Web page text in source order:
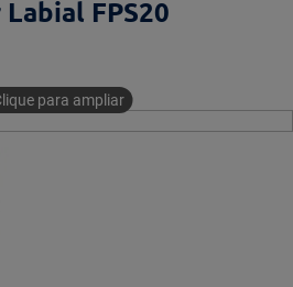
FPS20
para ampliar